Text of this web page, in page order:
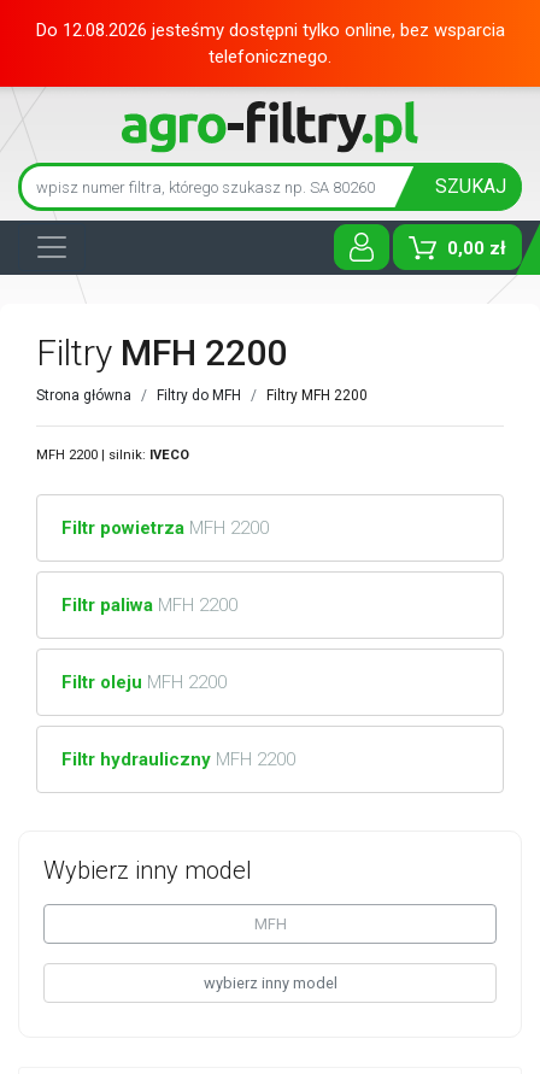
Do 12.08.2026 jesteśmy dostępni tylko online, bez wsparcia
telefonicznego.
SZUKAJ
0,00 zł
Toggle
Wybierz inny model
MFH
wybierz inny model
Filtry MFH 2200
Strona główna Filtry do MFH Filtry MFH 2200
MFH 2200 | silnik: IVECO
Filtr powietrza MFH 2200
Filtr paliwa MFH 2200
Filtr oleju MFH 2200
Filtr hydrauliczny MFH 2200